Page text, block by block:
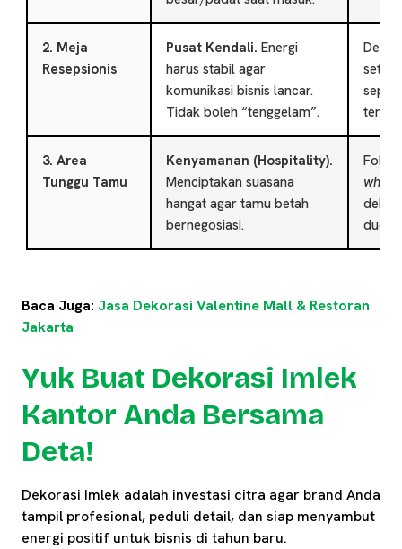
2. Meja
Resepsionis
Pusat Kendali. Energi
harus stabil agar
komunikasi bisnis lancar.
Tidak boleh “tenggelam”.
3. Area
Tunggu Tamu
Kenyamanan (Hospitality).
Menciptakan suasana
hangat agar tamu betah
bernegosiasi.
white
Baca Juga: Jasa Dekorasi Valentine Mall & Restoran
Jakarta
Yuk Buat Dekorasi Imlek
Kantor Anda Bersama
Deta!
Dekorasi Imlek adalah investasi citra agar brand Anda
tampil profesional, peduli detail, dan siap menyambut
energi positif untuk bisnis di tahun baru.